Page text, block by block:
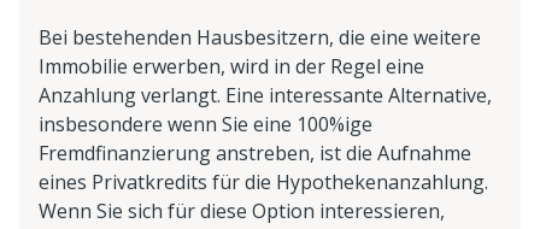
Bei bestehenden Hausbesitzern, die eine weitere
Immobilie erwerben, wird in der Regel eine
Anzahlung verlangt. Eine interessante Alternative,
insbesondere wenn Sie eine 100%ige
Fremdfinanzierung anstreben, ist die Aufnahme
eines Privatkredits für die Hypothekenanzahlung.
Wenn Sie sich für diese Option interessieren,